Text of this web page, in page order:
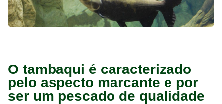
O tambaqui é caracterizado
pelo aspecto marcante e por
ser um pescado de qualidade